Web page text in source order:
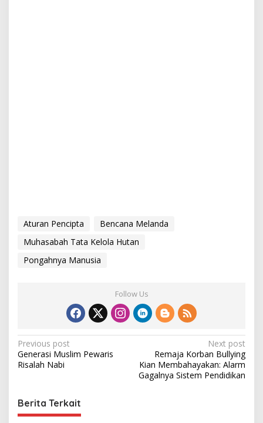
Aturan Pencipta
Bencana Melanda
Muhasabah Tata Kelola Hutan
Pongahnya Manusia
Follow Us
P
o
t
n
Previous post
Generasi Muslim Pewaris
Risalah Nabi
Next post
Remaja Korban Bullying
Kian Membahayakan: Alarm
Gagalnya Sistem Pendidikan
Berita Terkait